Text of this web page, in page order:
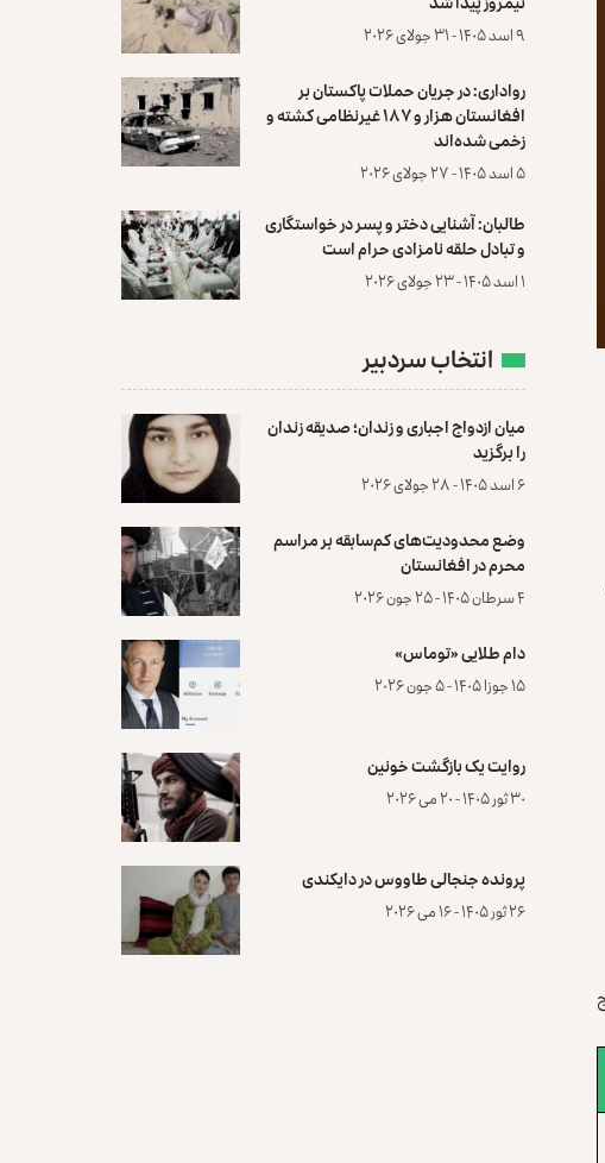
۹ اسد ۱۴۰۵ - ۳۱ جولای ۲۰۲۶
رواداری: در جریان حملات پاکستان بر
افغانستان هزار و ۱۸۷ غیرنظامی کشته و
زخمی شده‌اند
۵ اسد ۱۴۰۵ - ۲۷ جولای ۲۰۲۶
طالبان: آشنایی دختر و پسر در خواستگاری
و تبادل حلقه نامزادی حرام است
۱ اسد ۱۴۰۵ - ۲۳ جولای ۲۰۲۶
انتخاب سردبیر
میان ازدواج اجباری و زندان؛ صدیقه زندان
را برگزید
۶ اسد ۱۴۰۵ - ۲۸ جولای ۲۰۲۶
وضع محدودیت‌های کم‌سابقه بر مراسم
محرم در افغانستان
۴ سرطان ۱۴۰۵ - ۲۵ جون ۲۰۲۶
دام طلایی «توماس»
۱۵ جوزا ۱۴۰۵ - ۵ جون ۲۰۲۶
روایت یک بازگشت خونین
۳۰ ثور ۱۴۰۵ - ۲۰ می ۲۰۲۶
پرونده‌ جنجالی طاووس در دایکندی
۲۶ ثور ۱۴۰۵ - ۱۶ می ۲۰۲۶